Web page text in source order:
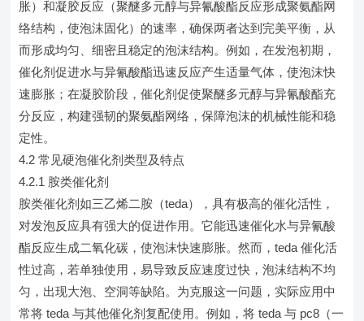
胀）和凝胶反应（聚醚多元醇与异氰酸酯反应形成聚氨酯网
络结构，使泡沫固化）的速率，确保两者达到完美平衡，从
而形成均匀、细密且稳定的泡沫结构。例如，在发泡初期，
催化剂促进水与异氰酸酯迅速反应产生适量气体，使泡沫快
速膨胀；在凝胶阶段，催化剂促使聚醚多元醇与异氰酸酯充
分反应，构建强韧的聚氨酯网络，保障泡沫的机械性能和稳
定性。
4.2 常见硬泡催化剂类型及特点
4.2.1 胺类催化剂
胺类催化剂如三乙烯二胺（teda），具有极高的催化活性，
对发泡反应具有强大的促进作用。它能迅速催化水与异氰酸
酯反应生成二氧化碳，使泡沫快速膨胀。然而，teda 催化活
性过高，若单独使用，易导致反应速度过快，泡沫结构不均
匀，出现大泡、空洞等缺陷。为克服这一问题，实际应用中
常将 teda 与其他催化剂复配使用。例如，将 teda 与 pc8（一